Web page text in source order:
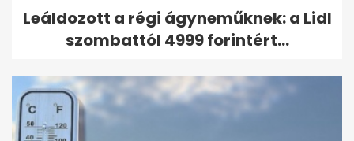
Leáldozott a régi ágyneműknek: a Lidl
szombattól 4999 forintért...